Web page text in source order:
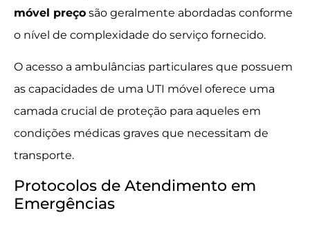
móvel preço são geralmente abordadas conforme
o nível de complexidade do serviço fornecido.
O acesso a ambulâncias particulares que possuem
as capacidades de uma UTI móvel oferece uma
camada crucial de proteção para aqueles em
condições médicas graves que necessitam de
transporte.
Protocolos de Atendimento em
Emergências